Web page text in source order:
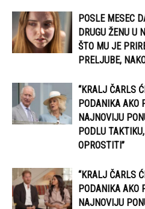
POSLE MESEC
DRUGU ŽENU U
ŠTO MU JE
PRELJUBE,
“KRALJ ČARLS
PODANIKA AKO
NAJNOVIJU
PODLU
OPROSTITI”
“KRALJ ČARLS
PODANIKA AKO
NAJNOVIJU